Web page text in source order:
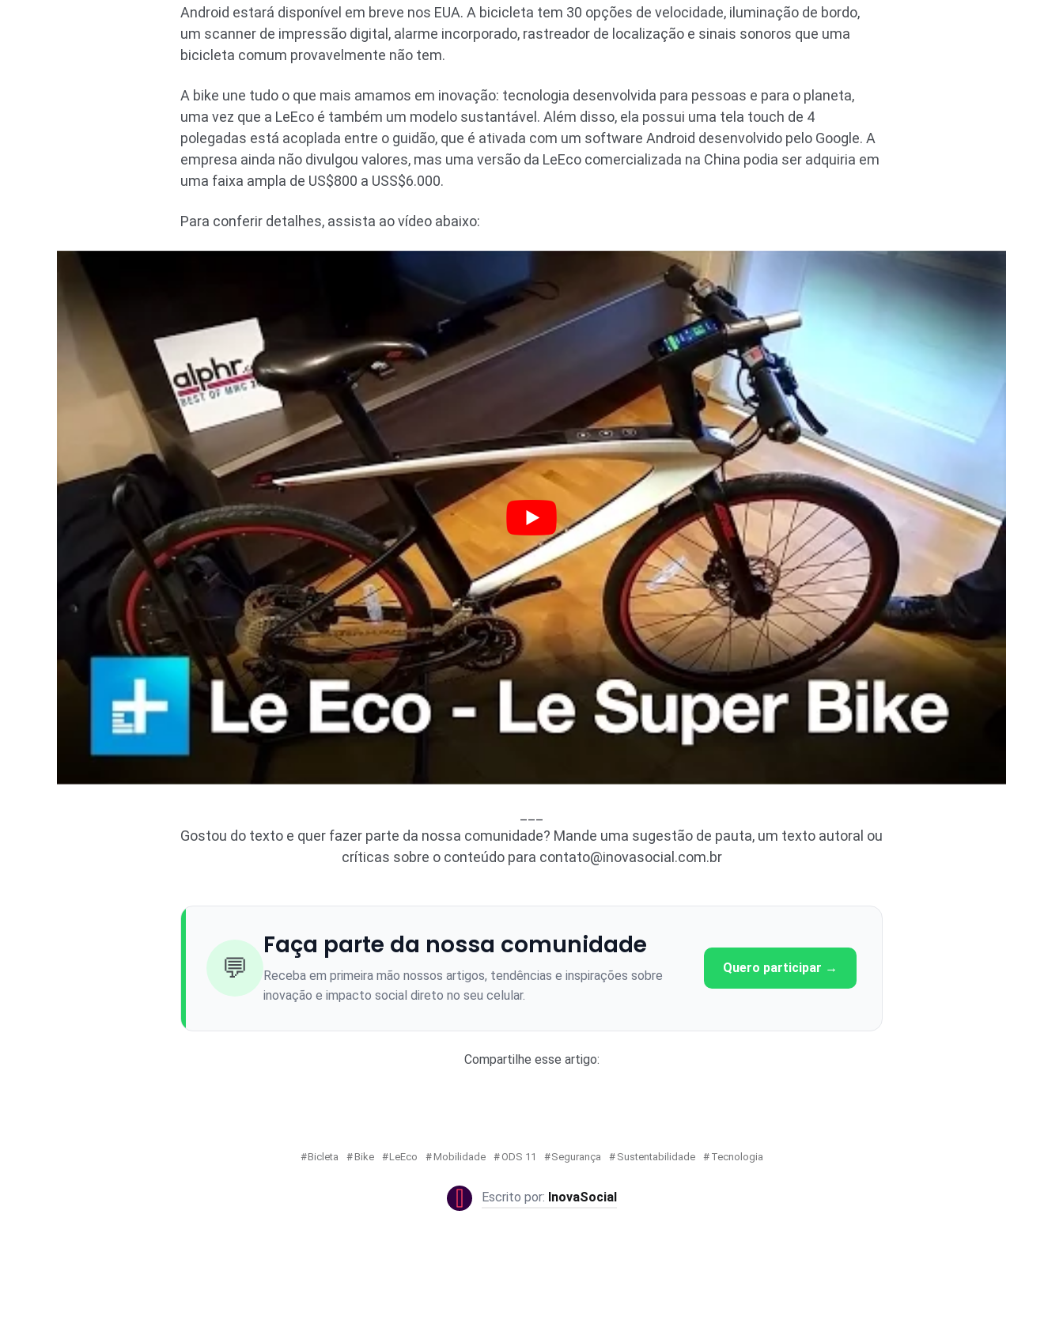
Android estará disponível em breve nos EUA. A bicicleta tem 30 opções de velocidade, iluminação de bordo,
um scanner de impressão digital, alarme incorporado, rastreador de localização e sinais sonoros que uma
bicicleta comum provavelmente não tem.
A bike une tudo o que mais amamos em inovação: tecnologia desenvolvida para pessoas e para o planeta,
uma vez que a LeEco é também um modelo sustantável. Além disso, ela possui uma tela touch de 4
polegadas está acoplada entre o guidão, que é ativada com um software Android desenvolvido pelo Google. A
empresa ainda não divulgou valores, mas uma versão da LeEco comercializada na China podia ser adquiria em
uma faixa ampla de US$800 a USS$6.000.
Para conferir detalhes, assista ao vídeo abaixo:
Gostou do texto e quer fazer parte da nossa comunidade? Mande uma sugestão de pauta, um texto autoral ou
críticas sobre o conteúdo para contato@inovasocial.com.br
💬
Faça parte da nossa comunidade
Receba em primeira mão nossos artigos, tendências e inspirações sobre
inovação e impacto social direto no seu celular.
Quero participar →
Compartilhe esse artigo:
Bicleta Bike LeEco Mobilidade ODS 11 Segurança Sustentabilidade Tecnologia
InovaSocial